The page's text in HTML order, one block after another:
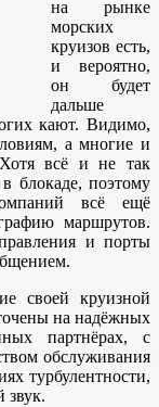
на рынке
морских
круизов есть,
и вероятно,
он будет
дальше
кают. Видимо,
а многие и
всё и не так
блокаде, поэтому
всё ещё
маршрутов.
и порты
своей круизной
на надёжных
партнёрах, с
обслуживания
турбулентности,
звук.